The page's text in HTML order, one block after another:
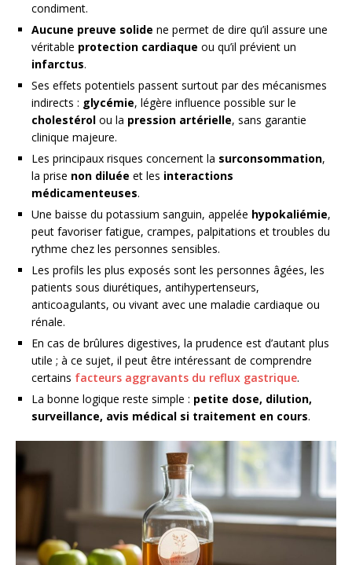
condiment.
Aucune preuve solide ne permet de dire qu’il assure une
véritable protection cardiaque ou qu’il prévient un
infarctus.
Ses effets potentiels passent surtout par des mécanismes
indirects : glycémie, légère influence possible sur le
cholestérol ou la pression artérielle, sans garantie
clinique majeure.
Les principaux risques concernent la surconsommation,
la prise non diluée et les interactions
médicamenteuses.
Une baisse du potassium sanguin, appelée hypokaliémie,
peut favoriser fatigue, crampes, palpitations et troubles du
rythme chez les personnes sensibles.
Les profils les plus exposés sont les personnes âgées, les
patients sous diurétiques, antihypertenseurs,
anticoagulants, ou vivant avec une maladie cardiaque ou
rénale.
En cas de brûlures digestives, la prudence est d’autant plus
utile ; à ce sujet, il peut être intéressant de comprendre
certains facteurs aggravants du reflux gastrique.
La bonne logique reste simple : petite dose, dilution,
surveillance, avis médical si traitement en cours.